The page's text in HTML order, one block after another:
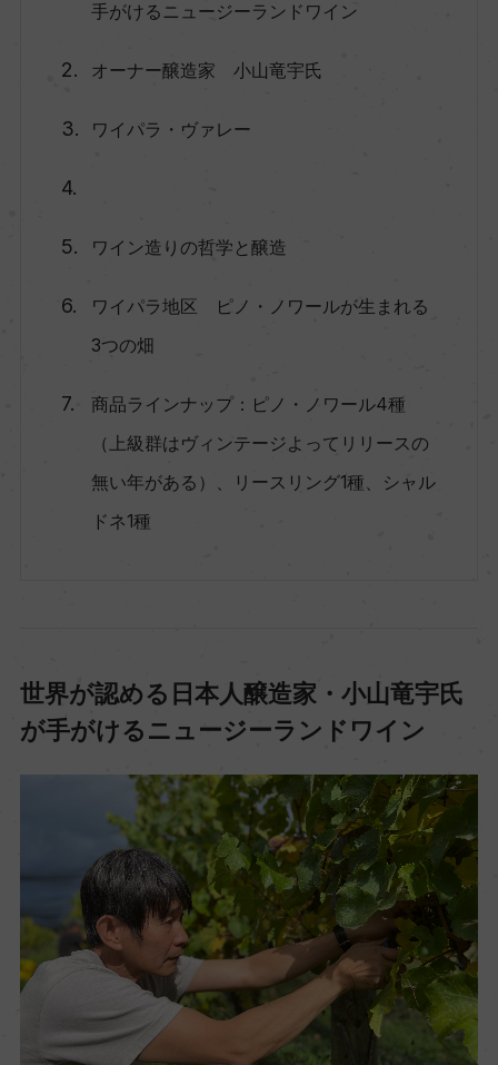
手がけるニュージーランドワイン
オーナー醸造家 小山竜宇氏
ワイパラ・ヴァレー
ワイン造りの哲学と醸造
ワイパラ地区 ピノ・ノワールが生まれる
3つの畑
商品ラインナップ：ピノ・ノワール4種
（上級群はヴィンテージよってリリースの
無い年がある）、リースリング1種、シャル
ドネ1種
世界が認める日本人醸造家・小山竜宇氏
が手がけるニュージーランドワイン